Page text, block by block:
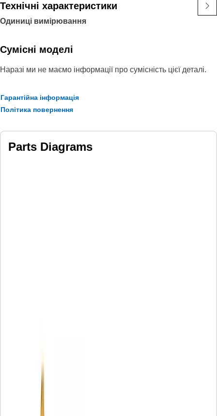
Технічні характеристики
Одиниці вимірювання
Сумісні моделі
Наразі ми не маємо інформації про сумісність цієї деталі.
Гарантійна інформація
Політика повернення
Parts Diagrams